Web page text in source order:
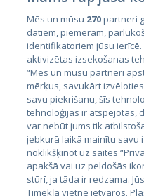
Страны
Эстония
Латвия
Литва
Mēs un mūsu 270partneri
datiem, piemēram,
identifikatoriem jūsu ierīcē.
aktivizētas izsekošanas
“Mēs un mūsu partneri
mērķus, savukārt
savu piekrišanu, šīs
tehnoloģijas ir atspējotas,
var nebūt jums tik
jebkurā laikā mainītu savu
noklikšķinot uz saites
apakšā vai uz peldošās
stūrī, ja tāda ir redzama.
Tīmekļa vietne ietvaros.